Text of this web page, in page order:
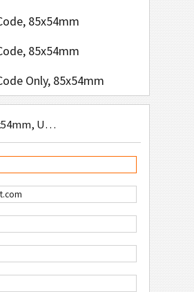
85x54mm
85x54mm
Only, 85x54mm
Simple, 85x54mm
No Logo 1, 85x54mm
No Logo 2, 85x54mm
No Logo 3, 85x54mm
QR Code, 85x54mm, US-Address Format